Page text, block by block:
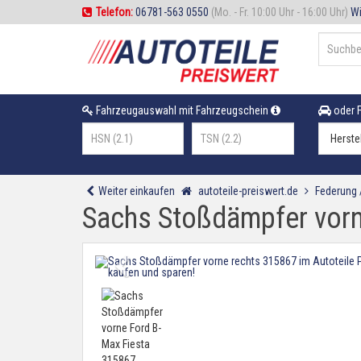
Telefon:06781-563 0550 (Mo. - Fr. 10:00 Uhr - 16:00 Uhr)
Fahrzeugauswahl mit Fahrzeugschein oder
Weiter einkaufen autoteile-preiswert.de
Sachs Stoßdämpfer